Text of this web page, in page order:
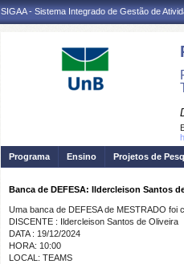
SIGAA - Sistema Integrado de Gestão de
Programa
Ensino Projetos de
Banca de DEFESA: Ildercleison Santos
Uma banca de DEFESA de MESTRADO foi
DISCENTE : Ildercleison Santos de Oliveira
DATA : 19/12/2024
HORA: 10:00
LOCAL: TEAMS